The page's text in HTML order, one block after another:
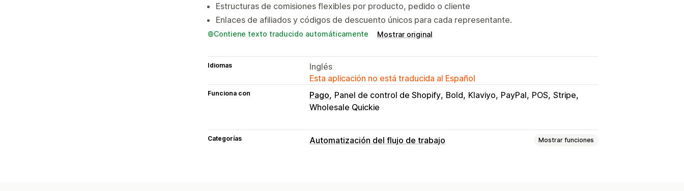
Estructuras de comisiones flexibles por producto, pedido o cliente
Enlaces de afiliados y códigos de descuento únicos para cada representante.
Contiene texto traducido automáticamente Mostrar original
Idiomas
Inglés
Esta aplicación no está traducida al Español
Funciona con Pago Panel de control de Shopify Bold Klaviyo PayPal POS Stripe
Wholesale Quickie
Categorías Automatización del flujo de trabajo Mostrar funciones